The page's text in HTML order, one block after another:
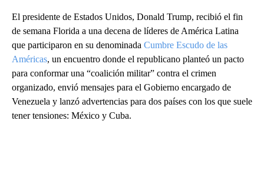
El presidente de Estados Unidos, Donald Trump, recibió el fin
de semana Florida a una decena de líderes de América Latina
que participaron en su denominada Cumbre Escudo de las
Américas, un encuentro donde el republicano planteó un pacto
para conformar una “coalición militar” contra el crimen
organizado, envió mensajes para el Gobierno encargado de
Venezuela y lanzó advertencias para dos países con los que suele
tener tensiones: México y Cuba.